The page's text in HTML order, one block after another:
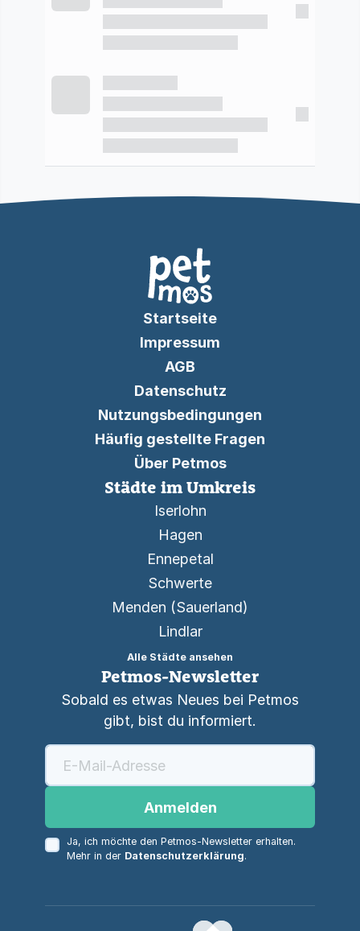
Startseite
Impressum
AGB
Datenschutz
Nutzungsbedingungen
Häufig gestellte Fragen
Über Petmos
Städte im Umkreis
Iserlohn
Hagen
Ennepetal
Schwerte
Menden (Sauerland)
Lindlar
Alle Städte ansehen
Petmos-Newsletter
Sobald es etwas Neues bei Petmos
gibt, bist du informiert.
Anmelden
Ja, ich möchte den Petmos-Newsletter erhalten.
Mehr in der Datenschutzerklärung.